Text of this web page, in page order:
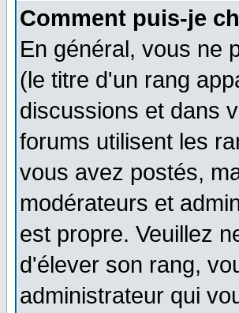
Comment puis-je
En général, vous ne
(le titre d'un rang
discussions et dans
forums utilisent les
vous avez postés,
modérateurs et
est propre. Veuillez
d'élever son rang,
administrateur qui